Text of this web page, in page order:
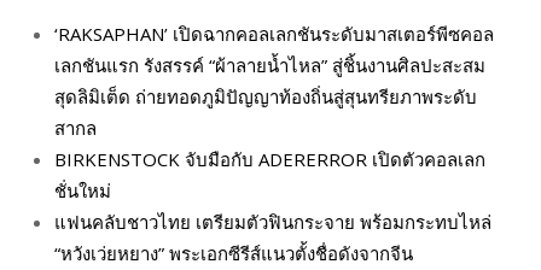
‘RAKSAPHAN’ เปิดฉากคอลเลกชันระดับมาสเตอร์พีซคอล
เลกชันแรก รังสรรค์ “ผ้าลายน้ำไหล” สู่ชิ้นงานศิลปะสะสม
สุดลิมิเต็ด ถ่ายทอดภูมิปัญญาท้องถิ่นสู่สุนทรียภาพระดับ
สากล
BIRKENSTOCK จับมือกับ ADERERROR เปิดตัวคอลเลก
ชั่นใหม่
แฟนคลับชาวไทย เตรียมตัวฟินกระจาย พร้อมกระทบไหล่
“หวังเว่ยหยาง” พระเอกซีรีส์แนวตั้งชื่อดังจากจีน